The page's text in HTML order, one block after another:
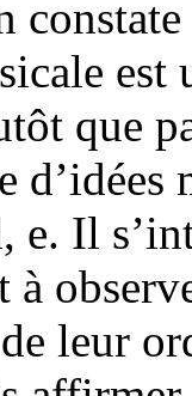
est
que
e. Il
à
leur